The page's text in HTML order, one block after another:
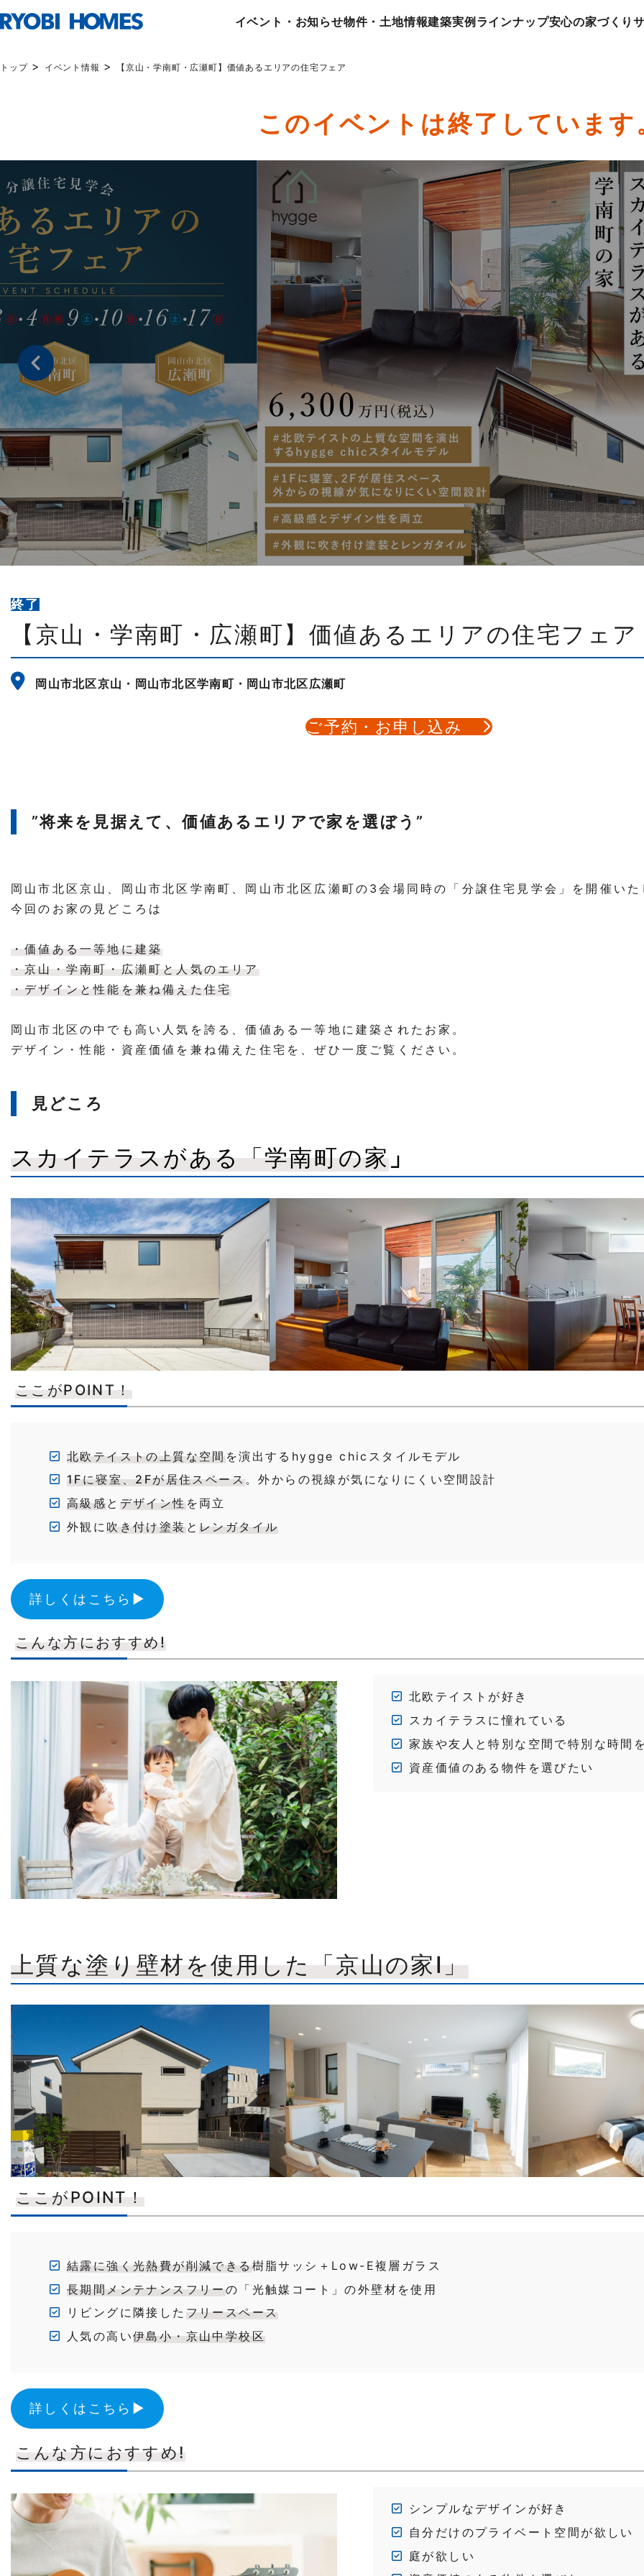
イベント・お知らせ物件・土地情報建築実例 ラインナップ安心の家づくり
トップ> イベント情報 > 【京山・学南町・広瀬町】価値あるエリアの住宅フェア
このイベントは終了しています
終了
【京山・学南町・広瀬町】価値あるエリアの住宅フェア
岡山市北区京山・岡山市北区学南町・岡山市北区広瀬町
ご予約・お申し込み
”将来を見据えて、価値あるエリアで家を選ぼう”
岡山市北区京山、岡山市北区学南町、岡山市北区広瀬町の3会場同時の「分譲住宅見学会」を開催い
今回のお家の見どころは
・価値ある一等地に建築
・京山・学南町・広瀬町と人気のエリア
・デザインと性能を兼ね備えた住宅
岡山市北区の中でも高い人気を誇る、価値ある一等地に建築されたお家。
デザイン・性能・資産価値を兼ね備えた住宅を、ぜひ一度ご覧ください。
見どころ
スカイテラスがある「学南町の家 」
ここがPOINT！
北欧テイストの上質な空間を演出するhygge chicスタイルモデル
1Fに寝室、2Fが居住スペース。外からの視線が気になりにくい空間設計
高級感と デザイン性を両立
外観に吹き付け塗装とレンガタイル
詳しくはこちら▶︎
こんな方におすすめ!
北欧テイストが好き
スカイテラスに憧れている
家族や友人と特別な空間で特別な時間
資産価値のある物件を選びたい
上質な塗り壁材を使用した「京山の家Ⅰ」
ここがPOINT！
結露に強く光熱費が削減できる樹脂サッシ＋Low-E複層ガラス
長期間メンテナンスフリーの「光触媒コート」の外壁材を使用
リビングに隣接した フリースペース
人気の高い伊島小・京山中学校区
詳しくはこちら▶︎
こんな方におすすめ!
シンプルなデザインが好き
自分だけのプライベート空間が欲しい
庭が欲しい